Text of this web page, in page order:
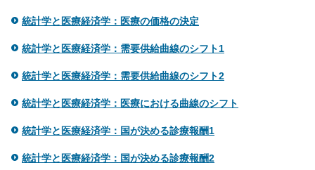
統計学と医療経済学：医療の価格の決定
統計学と医療経済学：需要供給曲線のシフト1
統計学と医療経済学：需要供給曲線のシフト2
統計学と医療経済学：医療における曲線のシフト
統計学と医療経済学：国が決める診療報酬1
統計学と医療経済学：国が決める診療報酬2